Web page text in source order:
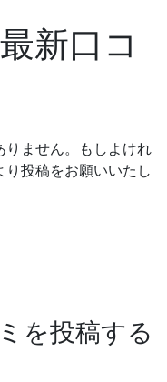
新口コ
りません。もしよけれ
投稿をお願いいたし
を投稿する